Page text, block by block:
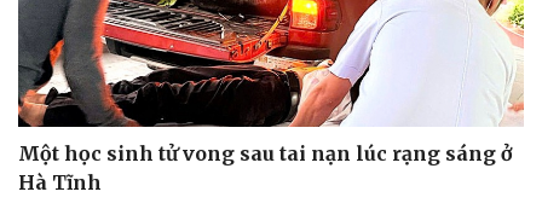
Một học sinh tử vong sau tai nạn lúc rạng sáng ở
Hà Tĩnh